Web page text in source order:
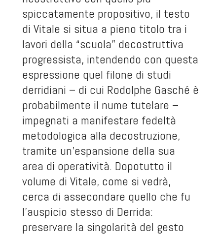
spiccatamente propositivo, il testo
di Vitale si situa a pieno titolo tra i
lavori della “scuola” decostruttiva
progressista, intendendo con questa
espressione quel filone di studi
derridiani – di cui Rodolphe Gasché è
probabilmente il nume tutelare –
impegnati a manifestare fedeltà
metodologica alla decostruzione,
tramite un’espansione della sua
area di operatività. Dopotutto il
volume di Vitale, come si vedrà,
cerca di assecondare quello che fu
l’auspicio stesso di Derrida:
preservare la singolarità del gesto